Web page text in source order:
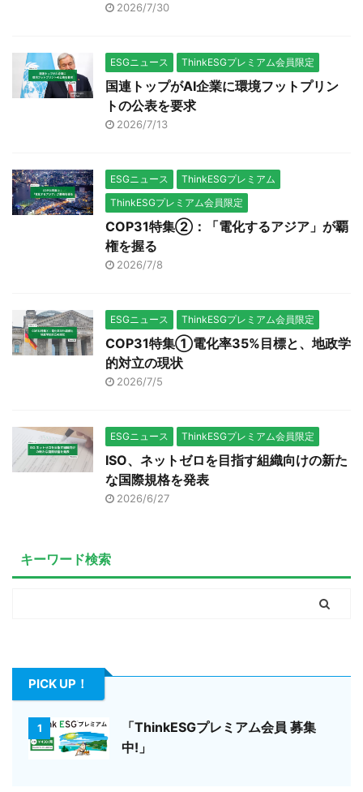
2026/7/30
ESGニュース ThinkESGプレミアム会員限定
国連トップがAI企業に環境フットプリン
トの公表を要求
2026/7/13
ESGニュース
ThinkESGプレミアム
ThinkESGプレミアム会員限定
COP31特集②：「電化するアジア」が覇
権を握る
2026/7/8
ESGニュース ThinkESGプレミアム会員限定
COP31特集①電化率35%目標と、地政学
的対立の現状
2026/7/5
ESGニュース ThinkESGプレミアム会員限定
ISO、ネットゼロを目指す組織向けの新た
な国際規格を発表
2026/6/27
キーワード検索
PICK UP！
1
「ThinkESGプレミアム会員 募集
中!」